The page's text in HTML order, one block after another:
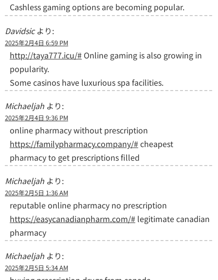
Cashless gaming options are becoming popular.
Davidsic より:
2025年2月4日 6:59 PM
http://taya777.icu/# Online gaming is also growing in
popularity.
Some casinos have luxurious spa facilities.
Michaeljah より:
2025年2月4日 9:36 PM
online pharmacy without prescription
https://familypharmacy.company/#cheapest
pharmacy to get prescriptions filled
Michaeljah より:
2025年2月5日 1:36 AM
reputable online pharmacy no prescription
https://easycanadianpharm.com/# legitimate canadian
pharmacy
Michaeljah より:
2025年2月5日 5:34 AM